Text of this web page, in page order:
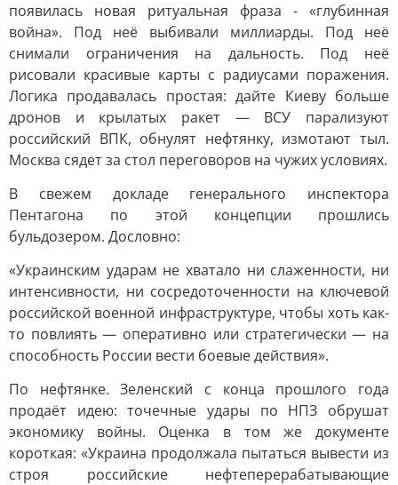
появилась новая ритуальная фраза - «глубинная
война». Под неё выбивали миллиарды. Под неё
снимали ограничения на дальность. Под неё
рисовали красивые карты с радиусами поражения.
Логика продавалась простая: дайте Киеву больше
дронов и крылатых ракет — ВСУ парализуют
российский ВПК, обнулят нефтянку, измотают тыл.
Москва сядет за стол переговоров на чужих условиях.
В свежем докладе генерального инспектора
Пентагона по этой концепции прошлись
бульдозером. Дословно:
«Украинским ударам не хватало ни слаженности, ни
интенсивности, ни сосредоточенности на ключевой
российской военной инфраструктуре, чтобы хоть как-
то повлиять — оперативно или стратегически — на
способность России вести боевые действия».
По нефтянке. Зеленский с конца прошлого года
продаёт идею: точечные удары по НПЗ обрушат
экономику войны. Оценка в том же документе
короткая: «Украина продолжала пытаться вывести из
строя российские нефтеперерабатывающие